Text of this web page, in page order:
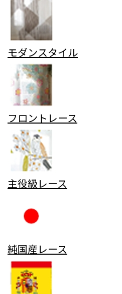
モダンスタイル
フロントレース
主役級レース
純国産レース